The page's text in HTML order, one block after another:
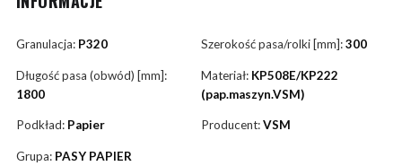
Granulacja: P320 Szerokość pasa/rolki [mm]:300
Długość pasa (obwód) [mm]:
1800
Materiał: KP508E/KP222
(pap.maszyn.VSM)
Podkład: Papier Producent:VSM
Grupa: PASY PAPIER